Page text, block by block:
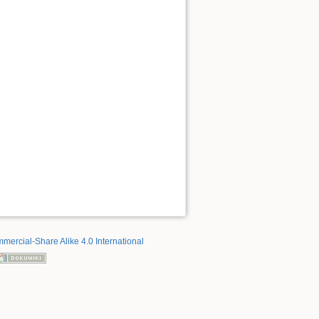
Share Alike 4.0 International